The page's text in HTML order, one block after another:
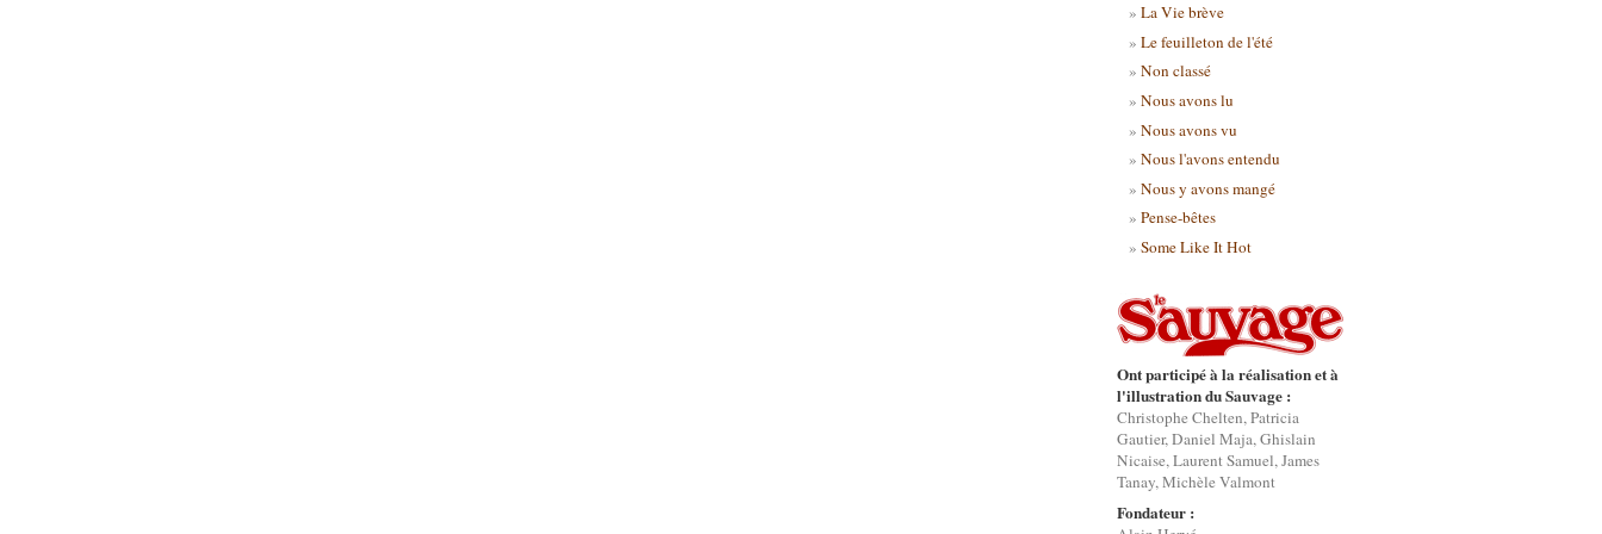
La Vie brève
Le feuilleton de l'été
Non classé
Nous avons lu
Nous avons vu
Nous l'avons entendu
Nous y avons mangé
Pense-bêtes
Some Like It Hot
Ont participé à la réalisation et à
l'illustration du Sauvage :
Christophe Chelten, Patricia
Gautier, Daniel Maja, Ghislain
Nicaise, Laurent Samuel, James
Tanay, Michèle Valmont
Fondateur :